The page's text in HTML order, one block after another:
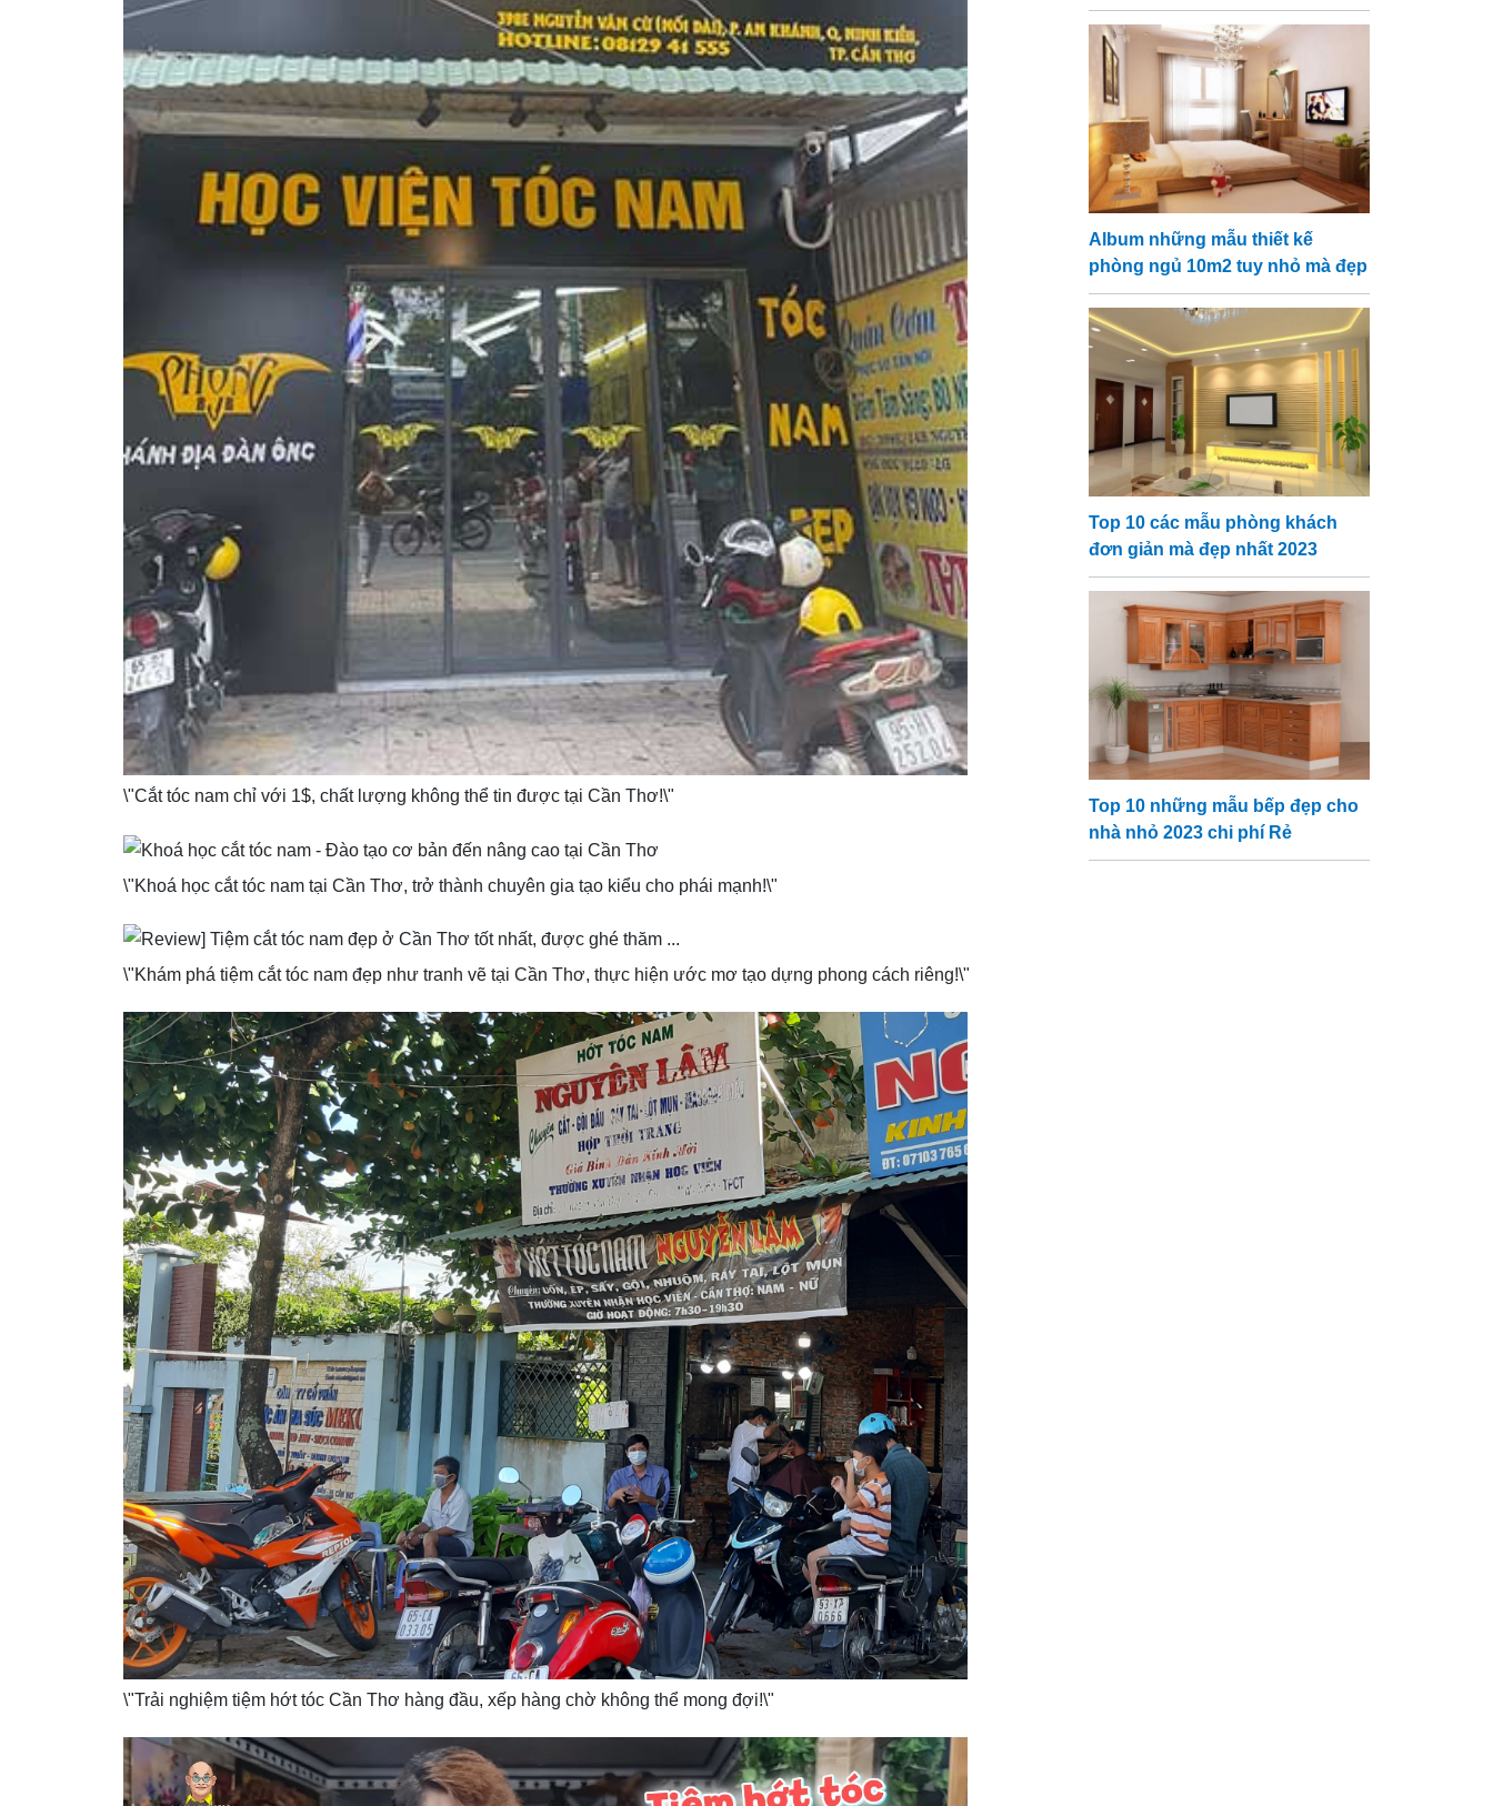
\"Cắt tóc nam chỉ với 1$, chất lượng không thể tin được tại Cần Thơ!\"
\"Khoá học cắt tóc nam tại Cần Thơ, trở thành chuyên gia tạo kiểu cho phái mạnh!\"
\"Khám phá tiệm cắt tóc nam đẹp như tranh vẽ tại Cần Thơ, thực hiện ước mơ tạo dựng phong cách riêng!\"
\"Trải nghiệm tiệm hớt tóc Cần Thơ hàng đầu, xếp hàng chờ không thể mong đợi!\"
Album những mẫu thiết kế
phòng ngủ 10m2 tuy nhỏ mà đẹp
Top 10 các mẫu phòng khách
đơn giản mà đẹp nhất 2023
Top 10 những mẫu bếp đẹp cho
nhà nhỏ 2023 chi phí Rẻ